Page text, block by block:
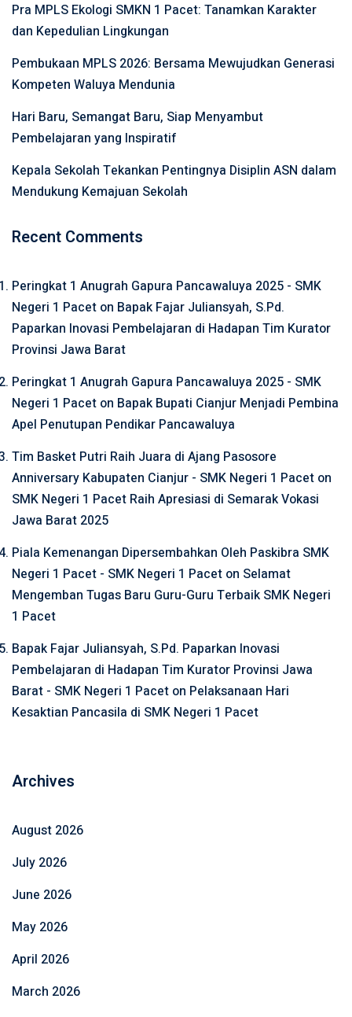
Pra MPLS Ekologi SMKN 1 Pacet: Tanamkan Karakter
dan Kepedulian Lingkungan
Pembukaan MPLS 2026: Bersama Mewujudkan Generasi
Kompeten Waluya Mendunia
Hari Baru, Semangat Baru, Siap Menyambut
Pembelajaran yang Inspiratif
Kepala Sekolah Tekankan Pentingnya Disiplin ASN dalam
Mendukung Kemajuan Sekolah
Recent Comments
Peringkat 1 Anugrah Gapura Pancawaluya 2025 - SMK
Negeri 1 Pacet on Bapak Fajar Juliansyah, S.Pd.
Paparkan Inovasi Pembelajaran di Hadapan Tim Kurator
Provinsi Jawa Barat
Peringkat 1 Anugrah Gapura Pancawaluya 2025 - SMK
Negeri 1 Pacet on Bapak Bupati Cianjur Menjadi Pembina
Apel Penutupan Pendikar Pancawaluya
Tim Basket Putri Raih Juara di Ajang Pasosore
Anniversary Kabupaten Cianjur - SMK Negeri 1 Pacet on
SMK Negeri 1 Pacet Raih Apresiasi di Semarak Vokasi
Jawa Barat 2025
Piala Kemenangan Dipersembahkan Oleh Paskibra SMK
Negeri 1 Pacet - SMK Negeri 1 Pacet on Selamat
Mengemban Tugas Baru Guru-Guru Terbaik SMK Negeri
1 Pacet
Bapak Fajar Juliansyah, S.Pd. Paparkan Inovasi
Pembelajaran di Hadapan Tim Kurator Provinsi Jawa
Barat - SMK Negeri 1 Pacet on Pelaksanaan Hari
Kesaktian Pancasila di SMK Negeri 1 Pacet
Archives
August 2026
July 2026
June 2026
May 2026
April 2026
March 2026